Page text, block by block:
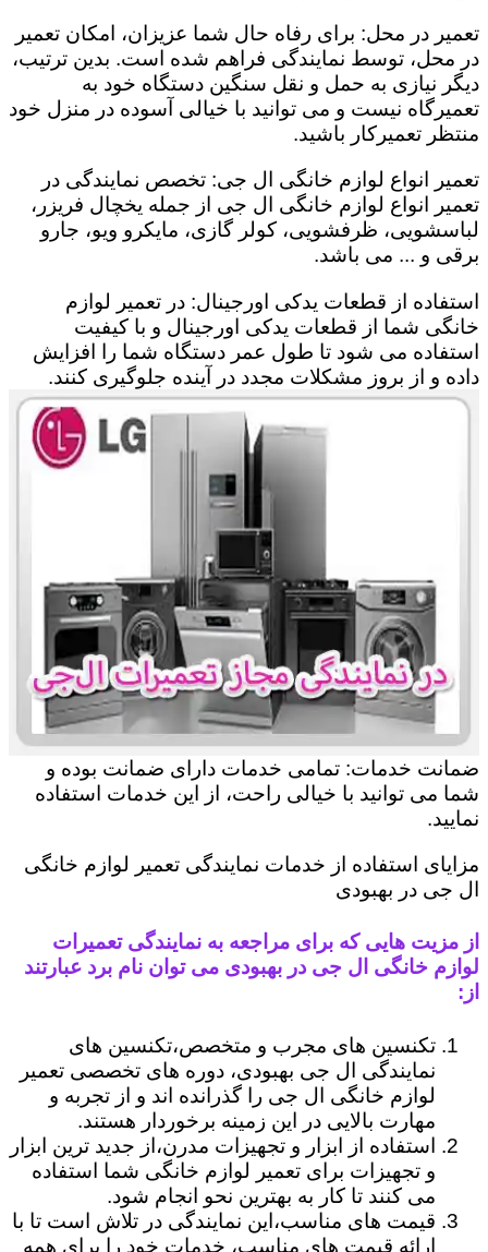
تعمیر در محل: برای رفاه حال شما عزیزان، امکان تعمیر
در محل، توسط نمایندگی فراهم شده است. بدین ترتیب،
دیگر نیازی به حمل و نقل سنگین دستگاه خود به
تعمیرگاه نیست و می توانید با خیالی آسوده در منزل خود
منتظر تعمیرکار باشید.
تعمیر انواع لوازم خانگی ال جی: تخصص نمایندگی در
تعمیر انواع لوازم خانگی ال جی از جمله یخچال فریزر،
لباسشویی، ظرفشویی، کولر گازی، مایکرو ویو، جارو
برقی و ... می باشد.
استفاده از قطعات یدکی اورجینال: در تعمیر لوازم
خانگی شما از قطعات یدکی اورجینال و با کیفیت
استفاده می شود تا طول عمر دستگاه شما را افزایش
داده و از بروز مشکلات مجدد در آینده جلوگیری کنند.
ضمانت خدمات: تمامی خدمات دارای ضمانت بوده و
شما می توانید با خیالی راحت، از این خدمات استفاده
نمایید.
مزایای استفاده از خدمات نمایندگی تعمیر لوازم خانگی
ال جی در بهبودی
از مزیت هایی که برای مراجعه به نمایندگی تعمیرات
لوازم خانگی ال جی در بهبودی می توان نام برد عبارتند
از:
تکنسین های مجرب و متخصص،تکنسین های
نمایندگی ال جی بهبودی، دوره های تخصصی تعمیر
لوازم خانگی ال جی را گذرانده اند و از تجربه و
مهارت بالایی در این زمینه برخوردار هستند.
استفاده از ابزار و تجهیزات مدرن،از جدید ترین ابزار
و تجهیزات برای تعمیر لوازم خانگی شما استفاده
می کنند تا کار به بهترین نحو انجام شود.
قیمت های مناسب،این نمایندگی در تلاش است تا با
ارائه قیمت های مناسب، خدمات خود را برای همه